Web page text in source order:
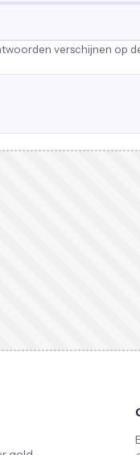
verschijnen op